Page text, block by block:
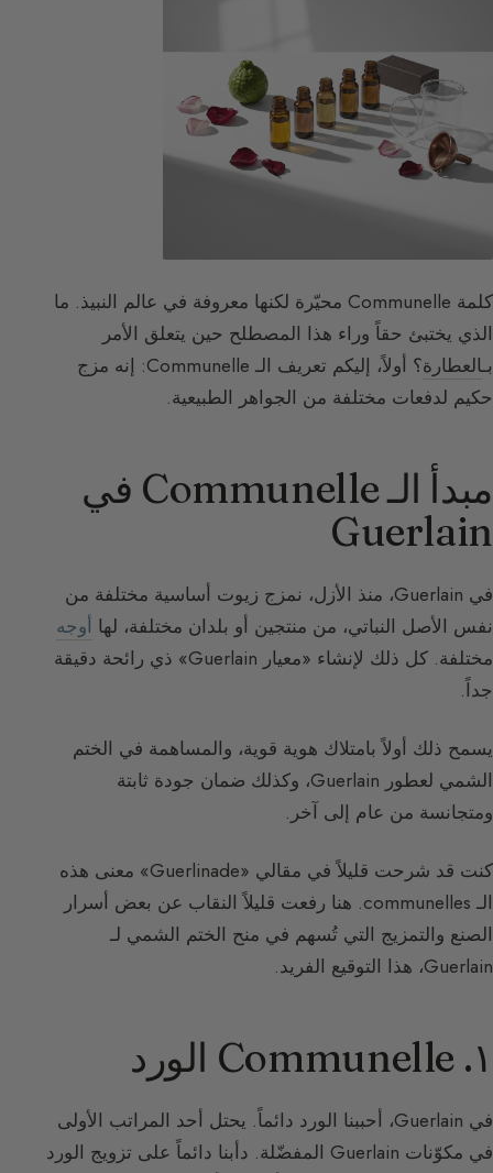
كلمة Communelle محيّرة لكنها معروفة في عالم النبيذ. ما
الذي يختبئ حقاً وراء هذا المصطلح حين يتعلق الأمر
بـالعطارة
؟ أولاً، إليكم تعريف الـ Communelle: إنه مزج
حكيم لدفعات مختلفة من الجواهر الطبيعية.
مبدأ الـ Communelle في
Guerlain
في Guerlain، منذ الأزل، نمزج زيوت أساسية مختلفة من
نفس الأصل النباتي، من منتجين أو بلدان مختلفة، لها أوجه
مختلفة. كل ذلك لإنشاء «معيار Guerlain» ذي رائحة دقيقة
جداً.
يسمح ذلك أولاً بامتلاك هوية قوية، والمساهمة في الختم
الشمي لعطور Guerlain، وكذلك ضمان جودة ثابتة
ومتجانسة من عام إلى آخر.
كنت قد شرحت قليلاً في مقالي «Guerlinade» معنى هذه
الـ communelles. هنا رفعت قليلاً النقاب عن بعض أسرار
الصنع والتمزيج التي تُسهم في منح الختم الشمي لـ
Guerlain، هذا التوقيع الفريد.
١. Communelle الورد
في Guerlain، أحببنا الورد دائماً. يحتل أحد المراتب الأولى
في مكوّنات Guerlain المفضّلة. دأبنا دائماً على تزويج الورد